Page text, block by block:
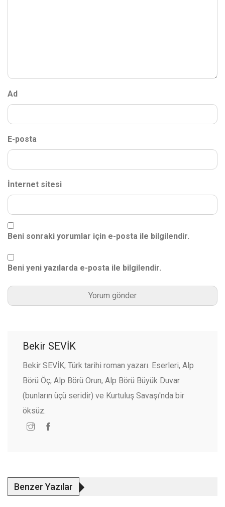
Ad
E-posta
İnternet sitesi
Beni sonraki yorumlar için e-posta ile bilgilendir.
Beni yeni yazılarda e-posta ile bilgilendir.
Bekir SEVİK
Bekir SEVİK, Türk tarihi roman yazarı. Eserleri, Alp
Börü Öç, Alp Börü Orun, Alp Börü Büyük Duvar
(bunların üçü seridir) ve Kurtuluş Savaşı'nda bir
öksüz.
Benzer Yazılar